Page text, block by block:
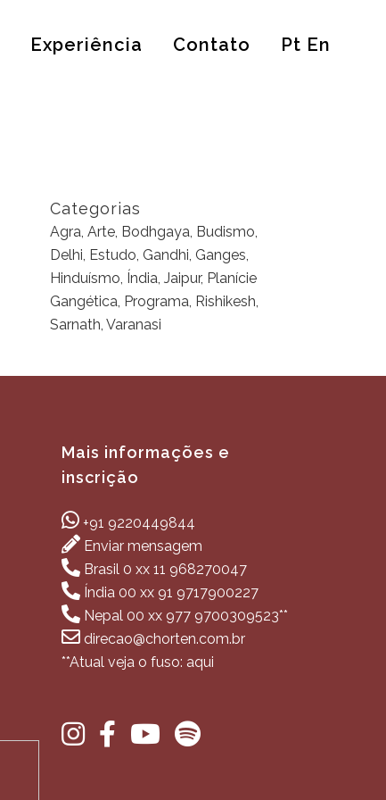
Experiência Contato Pt En
Categorias
Agra, Arte, Bodhgaya, Budismo,
Delhi, Estudo, Gandhi, Ganges,
Hinduísmo, Índia, Jaipur, Planície
Gangética, Programa, Rishikesh,
Sarnath, Varanasi
Mais informações e
inscrição
+91 9220449844
Enviar mensagem
Brasil 0 xx 11 968270047
Índia 00 xx 91 9717900227
Nepal 00 xx 977 9700309523**
direcao@chorten.com.br
**Atual veja o fuso: aqui